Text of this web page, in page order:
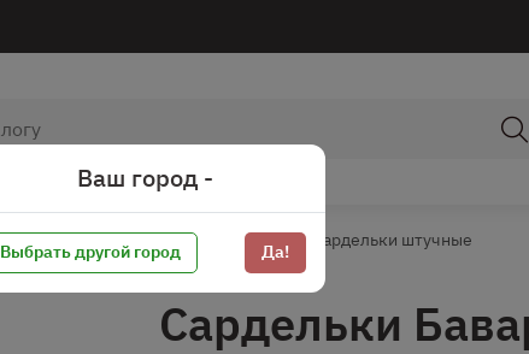
Сардельки, сосиски Сардельки Сардельки штучные
Сардельки
Ваш город -
Выбрать другой город Да!